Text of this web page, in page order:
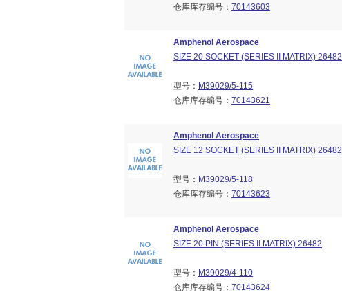
仓库库存编号： 70143603
Amphenol Aerospace
SIZE 20 SOCKET (SERIES II MATRIX) 26482
型号： M39029/5-115
仓库库存编号： 70143621
Amphenol Aerospace
SIZE 12 SOCKET (SERIES II MATRIX) 26482
型号： M39029/5-118
仓库库存编号： 70143623
Amphenol Aerospace
SIZE 20 PIN (SERIES II MATRIX) 26482
型号： M39029/4-110
仓库库存编号： 70143624